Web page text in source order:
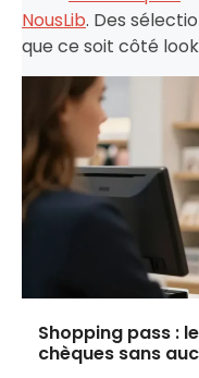
NousLib. Des
que ce soit côté
Shopping pass :
chèques sans